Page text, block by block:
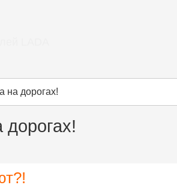
на дорогах!
дорогах!